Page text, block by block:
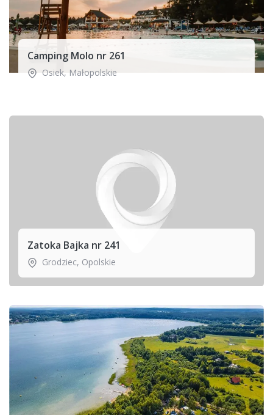
Camping Molo nr 261
Osiek, Małopolskie
Zatoka Bajka nr 241
Grodziec, Opolskie